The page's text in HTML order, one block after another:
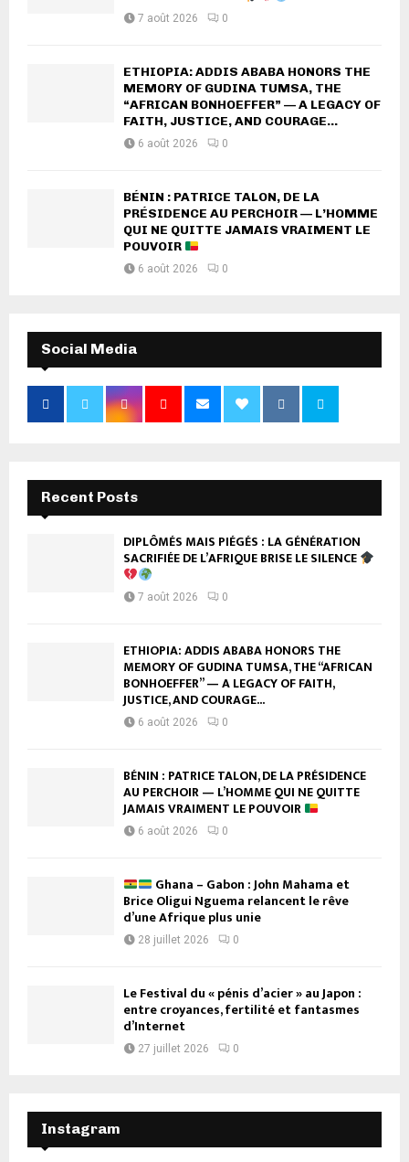
7 août 2026 0
ETHIOPIA: ADDIS ABABA HONORS THE
MEMORY OF GUDINA TUMSA, THE
“AFRICAN BONHOEFFER” — A LEGACY OF
FAITH, JUSTICE, AND COURAGE...
6 août 2026 0
BÉNIN : PATRICE TALON, DE LA
PRÉSIDENCE AU PERCHOIR — L’HOMME
QUI NE QUITTE JAMAIS VRAIMENT LE
POUVOIR
6 août 2026 0
Social Media
Recent Posts
DIPLÔMÉS MAIS PIÉGÉS : LA GÉNÉRATION
SACRIFIÉE DE L’AFRIQUE BRISE LE SILENCE
7 août 2026 0
ETHIOPIA: ADDIS ABABA HONORS THE
MEMORY OF GUDINA TUMSA, THE “AFRICAN
BONHOEFFER” — A LEGACY OF FAITH,
JUSTICE, AND COURAGE...
6 août 2026 0
BÉNIN : PATRICE TALON, DE LA PRÉSIDENCE
AU PERCHOIR — L’HOMME QUI NE QUITTE
JAMAIS VRAIMENT LE POUVOIR
6 août 2026 0
Ghana – Gabon : John Mahama et
Brice Oligui Nguema relancent le rêve
d’une Afrique plus unie
28 juillet 2026 0
Le Festival du « pénis d’acier » au Japon :
entre croyances, fertilité et fantasmes
d’Internet
27 juillet 2026 0
Instagram